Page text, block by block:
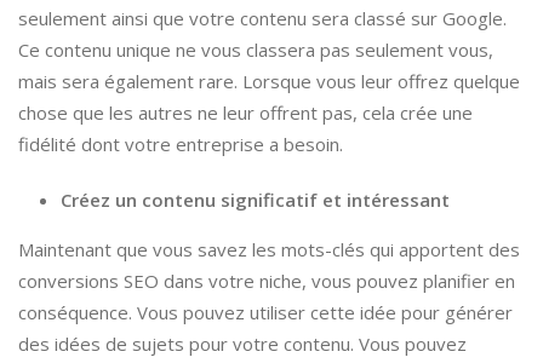
seulement ainsi que votre contenu sera classé sur Google.
Ce contenu unique ne vous classera pas seulement vous,
mais sera également rare. Lorsque vous leur offrez quelque
chose que les autres ne leur offrent pas, cela crée une
fidélité dont votre entreprise a besoin.
Créez un contenu significatif et intéressant
Maintenant que vous savez les mots-clés qui apportent des
conversions SEO dans votre niche, vous pouvez planifier en
conséquence. Vous pouvez utiliser cette idée pour générer
des idées de sujets pour votre contenu. Vous pouvez